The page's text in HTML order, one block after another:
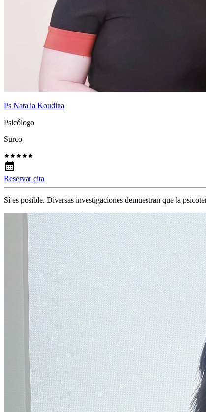
Ps Natalia Koudina
Psicólogo
Surco
Reservar cita
Sí es posible. Diversas investigaciones demuestran que la